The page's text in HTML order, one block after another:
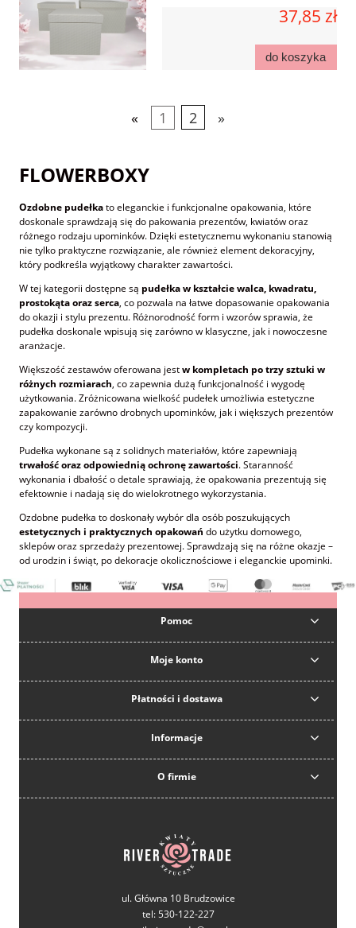
37,85 zł
do koszyka
« 1 2 »
FLOWERBOXY
Ozdobne pudełkato eleganckie i funkcjonalne opakowania, które
doskonale sprawdzają się do pakowania prezentów, kwiatów oraz
różnego rodzaju upominków. Dzięki estetycznemu wykonaniu stanowią
nie tylko praktyczne rozwiązanie, ale również element dekoracyjny,
który podkreśla wyjątkowy charakter zawartości.
W tej kategorii dostępne są pudełka w kształcie walca, kwadratu,
prostokąta oraz serca, co pozwala na łatwe dopasowanie opakowania
do okazji i stylu prezentu. Różnorodność form i wzorów sprawia, że
pudełka doskonale wpisują się zarówno w klasyczne, jak i nowoczesne
aranżacje.
Większość zestawów oferowana jestw kompletach po trzy sztuki w
różnych rozmiarach, co zapewnia dużą funkcjonalność i wygodę
użytkowania. Zróżnicowana wielkość pudełek umożliwia estetyczne
zapakowanie zarówno drobnych upominków, jak i większych prezentów
czy kompozycji.
Pudełka wykonane są z solidnych materiałów, które zapewniają
trwałość oraz odpowiednią ochronę zawartości. Staranność
wykonania i dbałość o detale sprawiają, że opakowania prezentują się
efektownie i nadają się do wielokrotnego wykorzystania.
Ozdobne pudełka to doskonały wybór dla osób poszukujących
estetycznych i praktycznych opakowań do użytku domowego,
sklepów oraz sprzedaży prezentowej. Sprawdzają się na różne okazje –
od urodzin i świąt, po dekoracje okolicznościowe i eleganckie upominki.
Pomoc
Moje konto
Płatności i dostawa
Informacje
O firmie
ul. Główna 10 Brudzowice
tel: 530-122-227